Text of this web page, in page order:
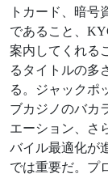
トカード、暗号
であること、
案内してくれる
るタイトルの多
る。ジャックポ
ブカジノのバカ
エーション、さ
バイル最適化が
では重要だ。プ